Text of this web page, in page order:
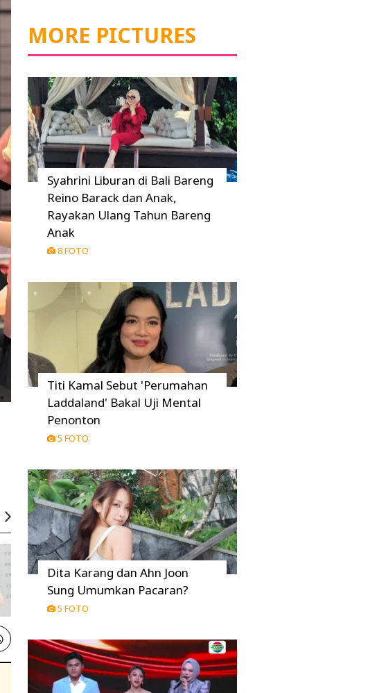
MORE PICTURES
Syahrini Liburan di Bali Bareng
Reino Barack dan Anak,
Rayakan Ulang Tahun Bareng
Anak
8 FOTO
Titi Kamal Sebut 'Perumahan
Laddaland' Bakal Uji Mental
Penonton
5 FOTO
Dita Karang dan Ahn Joon
Sung Umumkan Pacaran?
5 FOTO